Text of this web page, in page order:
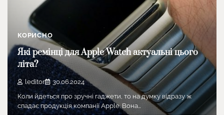
КОРИСНО
Які ремінці для Apple Watch актуальні цього
літа?
leditor
30.06.2024
Коли йдеться про зручні гаджети, то на думку відразу ж
спадає продукція компанії Apple. Вона…